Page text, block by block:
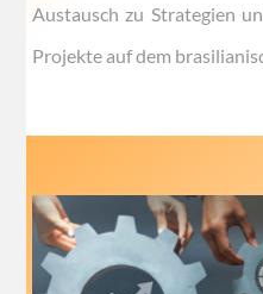
Austausch zu Strategien
Projekte auf dem